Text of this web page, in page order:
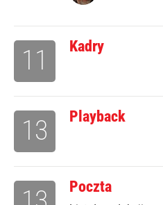
Kadry
11
Playback
13
Poczta